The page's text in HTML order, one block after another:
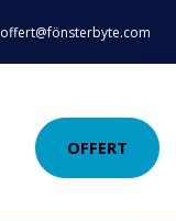
offert@fönsterbyte.com
OFFERT